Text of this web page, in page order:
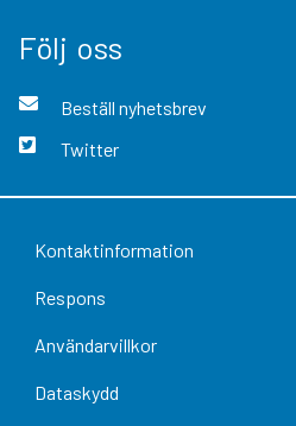
Följ oss
Beställ nyhetsbrev
Twitter
Kontaktinformation
Respons
Användarvillkor
Dataskydd